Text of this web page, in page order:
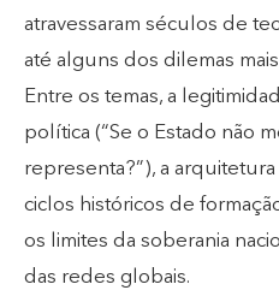
atravessaram séculos de
até alguns dos dilemas
Entre os temas, a
política (“Se o Estado não
representa?”), a
ciclos históricos de
os limites da soberania
das redes globais.